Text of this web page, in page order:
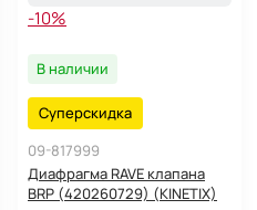
-10%
В наличии
Суперскидка
09-817999
Диафрагма RAVE клапана
BRP (420260729) (KINETIX)